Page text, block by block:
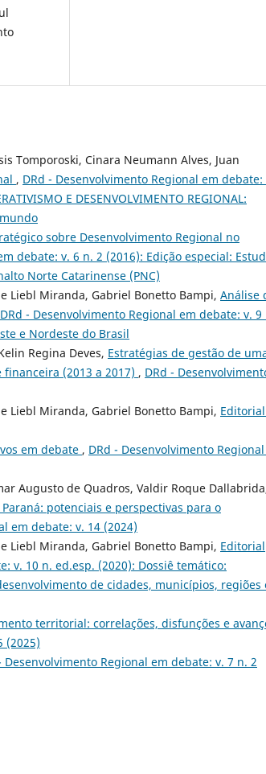
Tomporoski, Cinara Neumann Alves, Juan
, DRd - Desenvolvimento Regional em debate:
E DESENVOLVIMENTO REGIONAL:
sobre Desenvolvimento Regional no
debate: v. 6 n. 2 (2016): Edição especial:
Norte Catarinense (PNC)
Liebl Miranda, Gabriel Bonetto Bampi, Análise
DRd - Desenvolvimento Regional em debate: v. 9
e Nordeste do Brasil
Regina Deves, Estratégias de gestão de
(2013 a 2017) , DRd -
Liebl Miranda, Gabriel Bonetto Bampi, Editorial
em debate , DRd - Desenvolvimento
Augusto de Quadros, Valdir Roque
potenciais e perspectivas para o
em debate: v. 14 (2024)
Liebl Miranda, Gabriel Bonetto Bampi, Editorial
v. 10 n. ed.esp. (2020): Dossiê temático:
de cidades, municí­pios, regiões
territorial: correlações, disfunções e
(2025)
Desenvolvimento Regional em debate: v. 7 n. 2